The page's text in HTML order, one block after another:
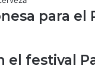
para el
festival